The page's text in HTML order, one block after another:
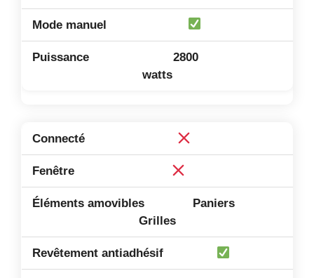
2800
watts
Paniers
Grilles